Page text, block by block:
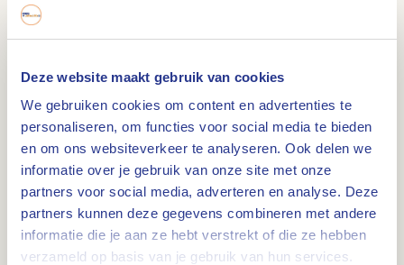
Deze website maakt gebruik van cookies
We gebruiken cookies om content en advertenties te
personaliseren, om functies voor social media te bieden
en om ons websiteverkeer te analyseren. Ook delen we
informatie over je gebruik van onze site met onze
partners voor social media, adverteren en analyse. Deze
partners kunnen deze gegevens combineren met andere
informatie die je aan ze hebt verstrekt of die ze hebben
verzameld op basis van je gebruik van hun services.
0495 534 211
Route